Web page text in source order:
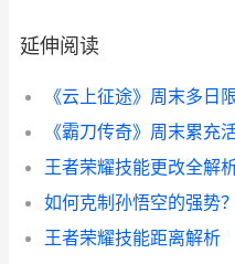
延伸阅读
《霸刀传奇》周末累充
王者荣耀技能更改全解
如何克制孙悟空的强势？
王者荣耀技能距离解析